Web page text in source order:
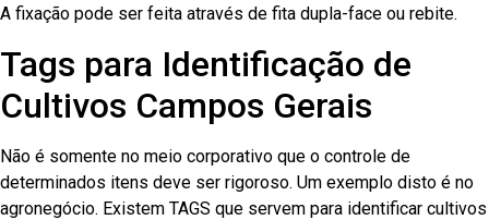
A fixação pode ser feita através de fita dupla-face ou rebite.
Tags para Identificação de
Cultivos Campos Gerais
Não é somente no meio corporativo que o controle de
determinados itens deve ser rigoroso. Um exemplo disto é no
agronegócio. Existem TAGS que servem para identificar cultivos